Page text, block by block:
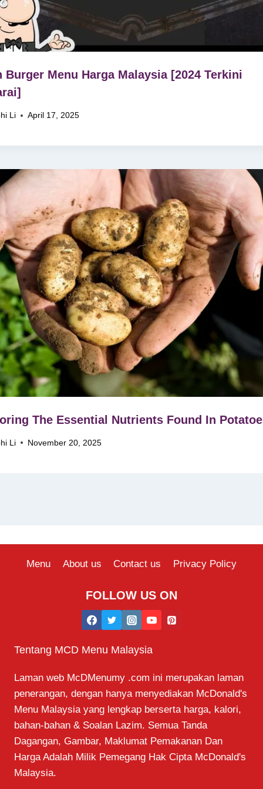
Burger Menu Harga Malaysia [2024 Terkini
Li April 17, 2025
The Essential Nutrients Found In
Li November 20, 2025
Menu About us Contact us Privacy Policy
FOLLOW US ON
Tentang MCD Menu Malaysia
Laman web McDMenumy .com ini merupakan laman
penerangan, dengan hanya menyediakan McDonald's
Menu Malaysia yang lengkap berserta harga, kalori,
bahan-bahan & Soalan Lazim. Semua Tanda
Dagangan, Gambar, Maklumat Pemakanan Dan
Harga Adalah Milik Pemegang Hak Cipta McDonald's
Malaysia.